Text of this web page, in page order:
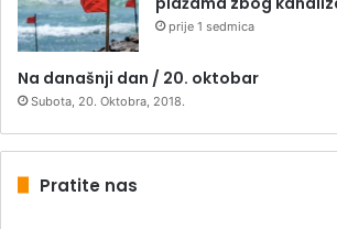
prije 1 sedmica
Na današnji dan / 20. oktobar
Subota, 20. Oktobra, 2018.
Pratite nas